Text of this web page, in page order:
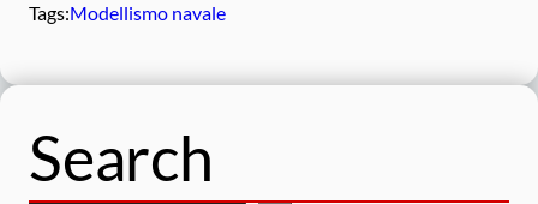
Tags:Modellismo navale
Search